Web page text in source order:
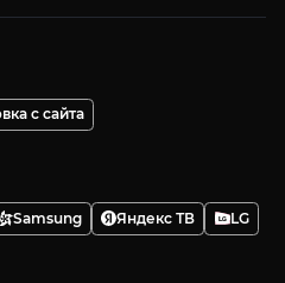
с сайта
Samsung Яндекс ТВ
LG